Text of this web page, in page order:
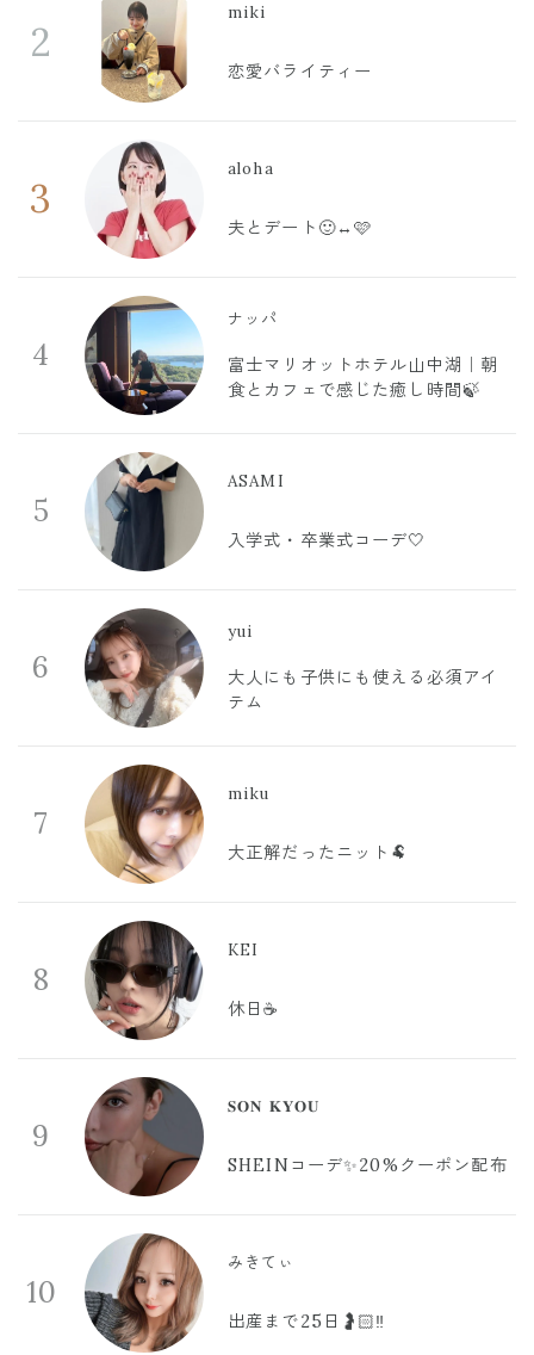
2
miki
恋愛バライティー
3
aloha
夫とデート🙂‍↔️🩷
4
ナッパ
富士マリオットホテル山中湖｜朝
食とカフェで感じた癒し時間🍃
5
ASAMI
入学式・卒業式コーデ🤍
6
yui
大人にも子供にも使える必須アイ
テム
7
miku
大正解だったニット🐏
8
KEI
休日☕️
9
𝐒𝐎𝐍 𝐊𝐘𝐎𝐔
SHEINコーデ✨20%クーポン配布
10
みきてぃ
出産まで25日🤰🏻‼️